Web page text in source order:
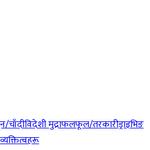
चाँदीविदेशी मुद्राफलफूल/तरकारीड्राइभिङ